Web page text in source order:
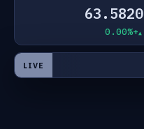
63.5820
+0.00%
LIVE